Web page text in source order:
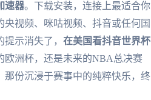
速器。下载安装，连接上最适合你
视频、咪咕视频、抖音或任何国
提示消失了， 在美国看抖音世界杯
洲杯，还是未来的NBA总决赛
份沉浸于赛事中的纯粹快乐，终